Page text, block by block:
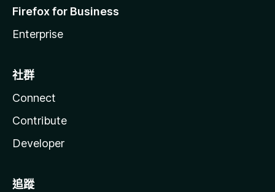
Firefox for Business
Enterprise
社群
Connect
Contribute
Developer
追蹤